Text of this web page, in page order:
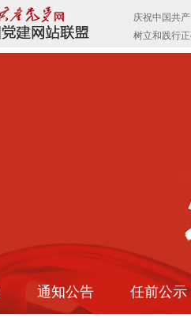
通知公告 任前公示